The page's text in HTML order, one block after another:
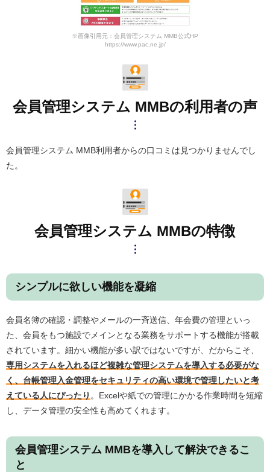
※画像引用元：会員管理システム MMB公式HP
https://www.pac.ne.jp/
会員管理システム MMBの利用者の声
会員管理システム MMB利用者からの口コミは見つかりませんでし
た。
会員管理システム MMBの特徴
シンプルに欲しい機能を凝縮
会員名簿の確認・調整やメールの一斉送信、年会費の管理といっ
た、会員をもつ施設でメインとなる業務をサポートする機能が搭載
されています。細かい機能が多い訳ではないですが、だからこそ、
専用システムを入れるほど複雑な管理システムを導入する必要がな
く、台帳管理入金管理をセキュリティの高い環境で管理したいと考
えている人にぴったり 。Excelや紙での管理にかかる作業時間を短縮
し、データ管理の安全性も高めてくれます。
会員管理システム MMBを導入して解決できるこ
と